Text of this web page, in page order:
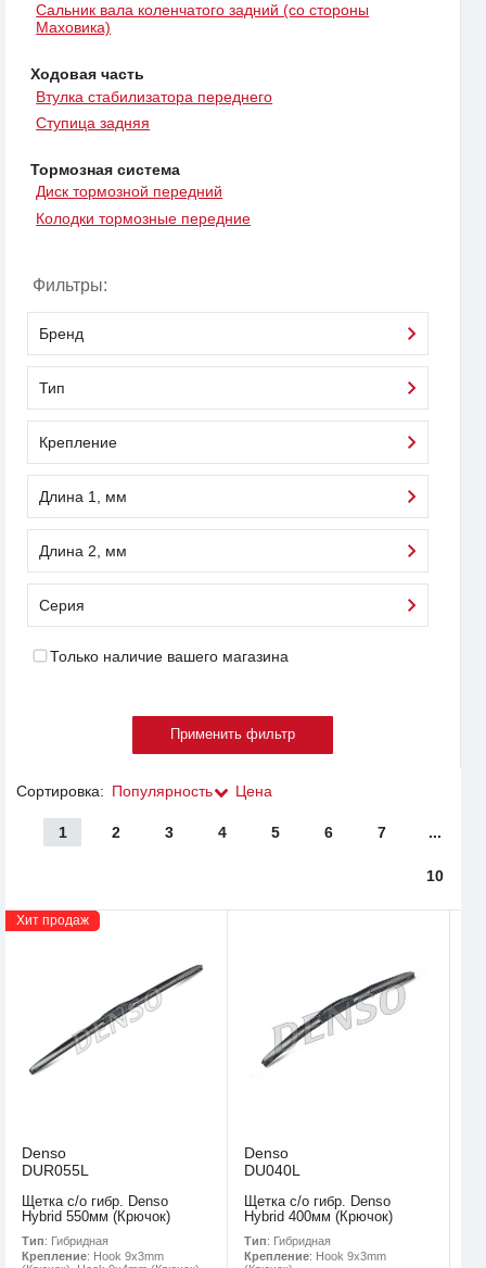
Сальник вала коленчатого задний (со стороны
Маховика)
Ходовая часть
Втулка стабилизатора переднего
Ступица задняя
Тормозная система
Диск тормозной передний
Колодки тормозные передние
Фильтры:
Бренд
Тип
Крепление
Длина 1, мм
Длина 2, мм
Серия
Только наличие вашего магазина
Сортировка: Популярность Цена
1 2 3 4 5 6 7 ...
10
Хит продаж
Denso
DUR055L
Щетка с/о гибр. Denso
Hybrid 550мм (Крючок)
Тип: Гибридная
Крепление: Hook 9x3mm
Denso
DU040L
Щетка с/о гибр. Denso
Hybrid 400мм (Крючок)
Тип: Гибридная
Крепление: Hook 9x3mm